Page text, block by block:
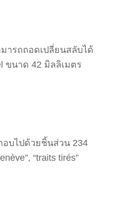
ารถถอดเปลี่ยนสลับได้
ขนาด 42 มิลลิเมตร
อบไปด้วยชิ้นส่วน 234
“traits tirés”